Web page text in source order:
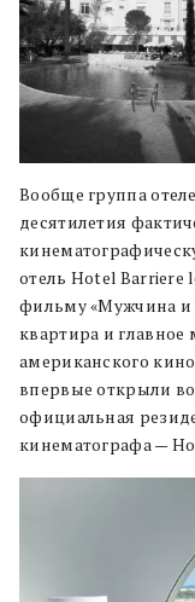
Вообще группа
десятилетия
отель Hotel Barriere
фильму «Мужчина и
квартира и
американского
впервые открыли
официальная
кинематографа —